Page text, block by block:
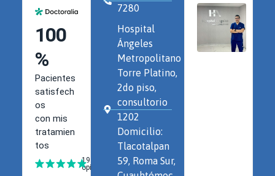
7280
Hospital
Ángeles
Metropolitano
Torre Platino,
2do piso,
consultorio
1202
Domicilio:
Tlacotalpan
59, Roma Sur,